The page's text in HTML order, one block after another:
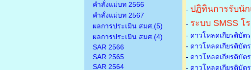
คำสั่งแม่บท 2566
คำสั่งแม่บท 2567
ผลการประเมิน สมศ.(5)
ผลการประเมิน สมศ.(4)
SAR 2566
SAR 2565
SAR 2564
- ปฏิทินการรับนัก
- ระบบ SMSS โ
- ดาวโหลดเกียรติบัต
- ดาวโหลดเกียรติบัต
- ดาวโหลดเกียรติบัต
- ดาวโหลดเกียรติบัต